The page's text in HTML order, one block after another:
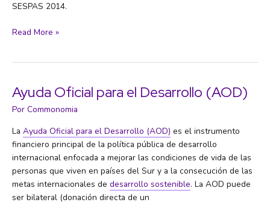
SESPAS 2014.
Ascensor
Read More »
Ayuda Oficial para el Desarrollo (AOD)
Por Commonomia
La Ayuda Oficial para el Desarrollo (AOD) es el instrumento
financiero principal de la política pública de desarrollo
internacional enfocada a mejorar las condiciones de vida de las
personas que viven en países del Sur y a la consecución de las
metas internacionales de desarrollo sostenible. La AOD puede
ser bilateral (donación directa de un